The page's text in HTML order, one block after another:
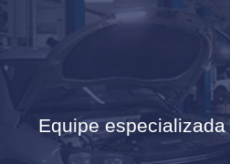
Equipe especializada